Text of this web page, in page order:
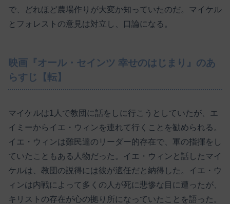
で、どれほど農場作りが大変か知っていたのだ。マイケル
とフォレストの意見は対立し、口論になる。
映画『オール・セインツ 幸せのはじまり』のあ
らすじ【転】
マイケルは1人で教団に話をしに行こうとしていたが、エ
イミーからイエ・ウィンを連れて行くことを勧められる。
イエ・ウィンは難民達のリーダー的存在で、軍の指揮をし
ていたこともある人物だった。イエ・ウィンと話したマイ
ケルは、教団の説得には彼が適任だと納得した。イエ・ウ
ィンは内戦によって多くの人が死に悲惨な目に遭ったが、
キリストの存在が心の拠り所になっていたことを語った。